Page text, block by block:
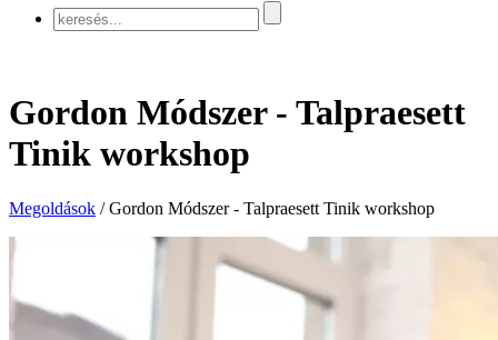
Gordon Módszer - Talpraesett
Tinik workshop
Megoldások /Gordon Módszer - Talpraesett Tinik workshop